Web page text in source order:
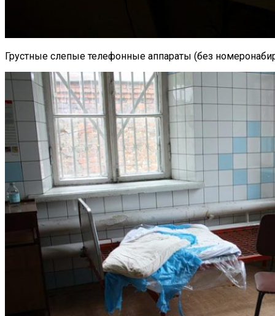
Грустные слепые телефонные аппараты (без